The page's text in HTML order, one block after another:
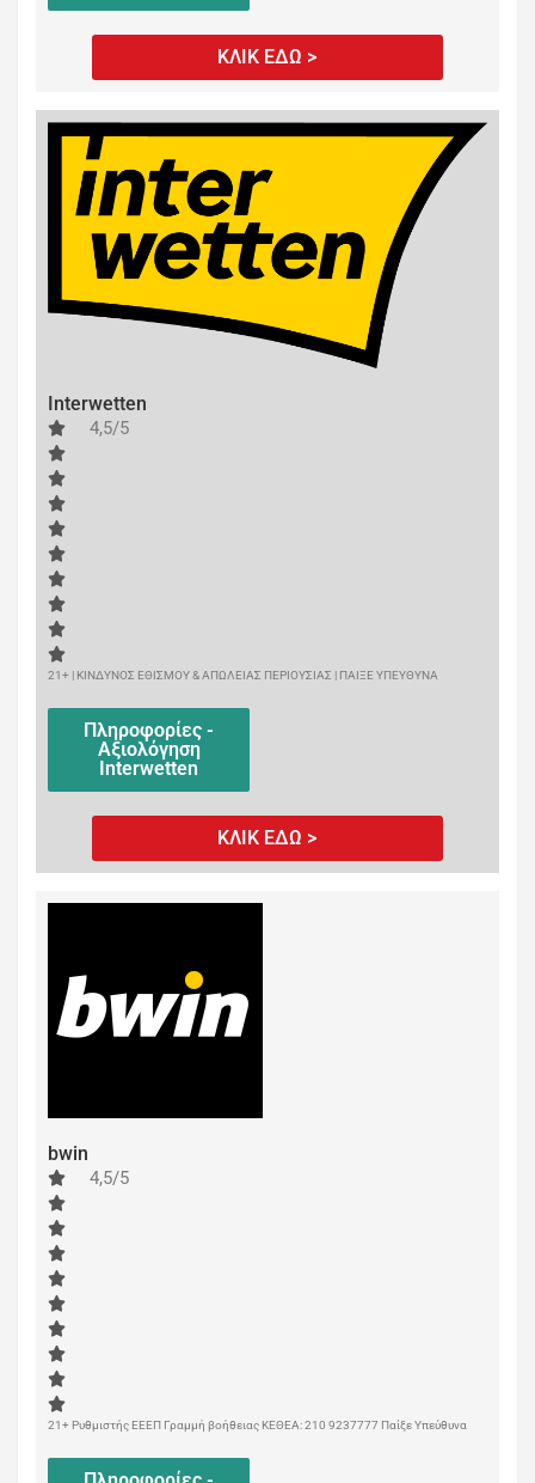
ΚΛΙΚ ΕΔΩ >
Interwetten
4,5/5
21+ | ΚΙΝΔΥΝΟΣ ΕΘΙΣΜΟΥ & ΑΠΩΛΕΙΑΣ ΠΕΡΙΟΥΣΙΑΣ | ΠΑΙΞΕ ΥΠΕΥΘΥΝΑ
Πληροφορίες -
Αξιολόγηση
Interwetten
ΚΛΙΚ ΕΔΩ >
bwin
4,5/5
21+ Ρυθμιστής ΕΕΕΠ Γραμμή βοήθειας ΚΕΘΕΑ: 210 9237777 Παίξε Υπεύθυνα